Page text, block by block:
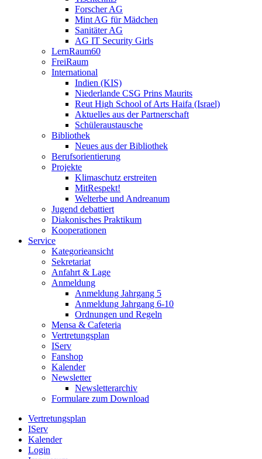
Forscher AG
Mint AG für Mädchen
Sanitäter AG
AG IT Security Girls
LernRaum60
FreiRaum
International
Indien (KIS)
Niederlande CSG Prins Maurits
Reut High School of Arts Haifa (Israel)
Aktuelles aus der Partnerschaft
Schüleraustausche
Bibliothek
Neues aus der Bibliothek
Berufsorientierung
Projekte
Klimaschutz erstreiten
MitRespekt!
Welterbe und Andreanum
Jugend debattiert
Diakonisches Praktikum
Kooperationen
Service
Kategorieansicht
Sekretariat
Anfahrt & Lage
Anmeldung
Anmeldung Jahrgang 5
Anmeldung Jahrgang 6-10
Ordnungen und Regeln
Mensa & Cafeteria
Vertretungsplan
IServ
Fanshop
Kalender
Newsletter
Newsletterarchiv
Formulare zum Download
Vertretungsplan
IServ
Kalender
Login